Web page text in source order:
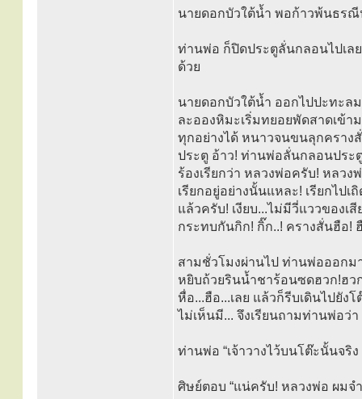
นายดอกบัวใต้น้ำ พอก้าวพ้นธรณี
ท่านพ่อ ก็ปิดประตูลั่นกลอนไปเล
ด้วย
นายดอกบัวใต้น้ำ ออกไปปะทะล
ละอองหิมะเริ่มทยอยพัดสาดเข้
ทุกอย่างได้ หนาวจนขนลุกคราง
ประตู อ้าว! ท่านพ่อลั่นกลอนประตู
ร้องเรียกว่า หลวงพ่อครับ! หลว
เรียกอยู่อย่างนั้นแหละ! เรียกไป
แล้วครับ! เงียบ...ไม่มีวี่แววของเ
กระทบกันกิก! กิ๊ก..! ครางสั่นฮือ!
สามชั่วโมงผ่านไป ท่านพ่อออกม
หยิบถ้วยรินน้ำชาร้อนซดฮวก!ฮว
หื่อ...ฮือ...เลย แล้วก็รีบเดินไปยัง
ไม่เห็นมี... จึงเรียนถามท่านพ่อว่
ท่านพ่อ “เจ้าวางไว้บนโต๊ะนั้นจริ
ศิษย์ตอบ “แน่ครับ! หลวงพ่อ ผมจ